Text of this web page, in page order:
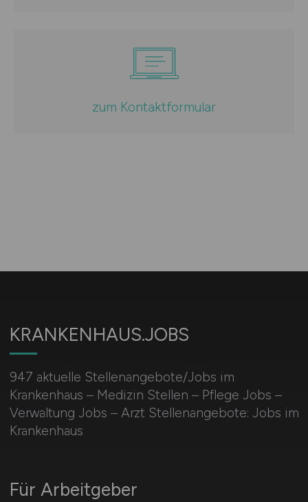
zum Kontaktformular
KRANKENHAUS.JOBS
947 aktuelle Stellenangebote/Jobs im
Krankenhaus – Medizin Stellen – Pflege Jobs –
Verwaltung Jobs – Arzt Stellenangebote: Jobs im
Krankenhaus
Für Arbeitgeber